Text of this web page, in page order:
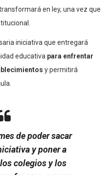
en ley, una vez que
iniciativa que entregará
educativa para enfrentar
y permitirá
de poder sacar
y poner a
colegios y los